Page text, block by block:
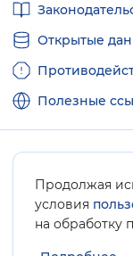
Продолжая
условия
на обработку
ссылки
Открытые
Полезные
Карта сайта